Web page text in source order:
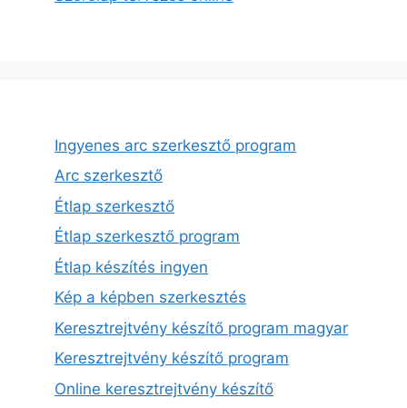
Ingyenes arc szerkesztő program
Arc szerkesztő
Étlap szerkesztő
Étlap szerkesztő program
Étlap készítés ingyen
Kép a képben szerkesztés
Keresztrejtvény készítő program magyar
Keresztrejtvény készítő program
Online keresztrejtvény készítő